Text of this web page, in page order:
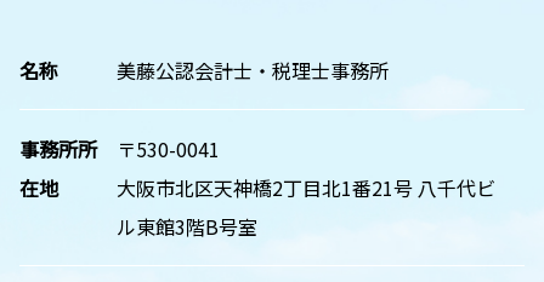
名称 美藤公認会計士・税理士事務所
事務所所
在地
〒530-0041
大阪市北区天神橋2丁目北1番21号 八千代ビ
ル東館3階B号室